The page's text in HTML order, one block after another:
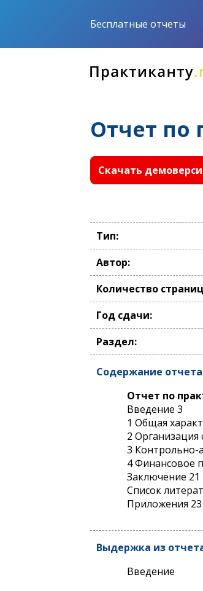
Бесплатные отчеты
Отчет по
Скачать
Тип:
Автор:
Количество
Год сдачи:
Раздел:
Содержание
Отчет по
Введение 3
1 Общая
2
3 Контрольно-
4 Финансовое
Заключение 21
Список
Приложения 23
Выдержка из
Введение